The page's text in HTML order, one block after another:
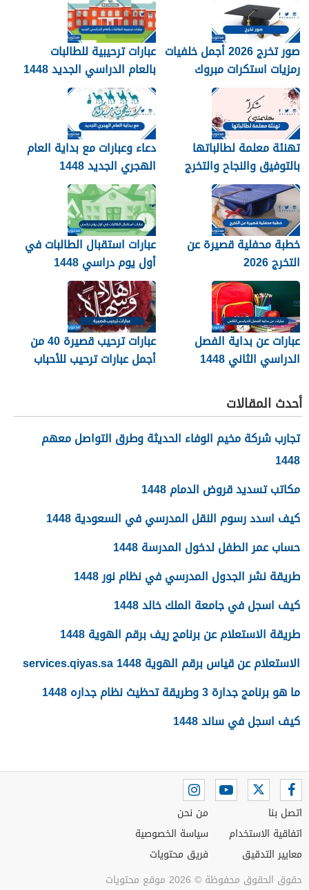
صور تخرج 2026 أجمل خلفيات
رمزيات استكرات مبروك
التخرج 1448
عبارات ترحيبية للطالبات
بالعام الدراسي الجديد 1448
بالصور
تهنئة معلمة لطالباتها
بالتوفيق والنجاح والتخرج
2026
دعاء وعبارات مع بداية العام
الهجري الجديد 1448
خطبة محفلية قصيرة عن
التخرج 2026
عبارات استقبال الطالبات في
أول يوم دراسي 1448
عبارات عن بداية الفصل
الدراسي الثاني 1448
عبارات ترحيب قصيرة 40 من
أجمل عبارات ترحيب للأحباب
أحدث المقالات
تجارب شركة مخيم الوفاء الحديثة وطرق التواصل معهم
1448
مكاتب تسديد قروض الدمام 1448
كيف اسدد رسوم النقل المدرسي في السعودية 1448
حساب عمر الطفل لدخول المدرسة 1448
طريقة نشر الجدول المدرسي في نظام نور 1448
كيف اسجل في جامعة الملك خالد 1448
طريقة الاستعلام عن برنامج ريف برقم الهوية 1448
الاستعلام عن قياس برقم الهوية 1448 services.qiyas.sa
ما هو برنامج جدارة 3 وطريقة تحظيث نظام جداره 1448
كيف اسجل في ساند 1448
اتصل بنا
اتفاقية الاستخدام
معايير التدقيق
من نحن
سياسة الخصوصية
فريق محتويات
حقوق الحقوق محفوظة © 2026 موقع محتويات